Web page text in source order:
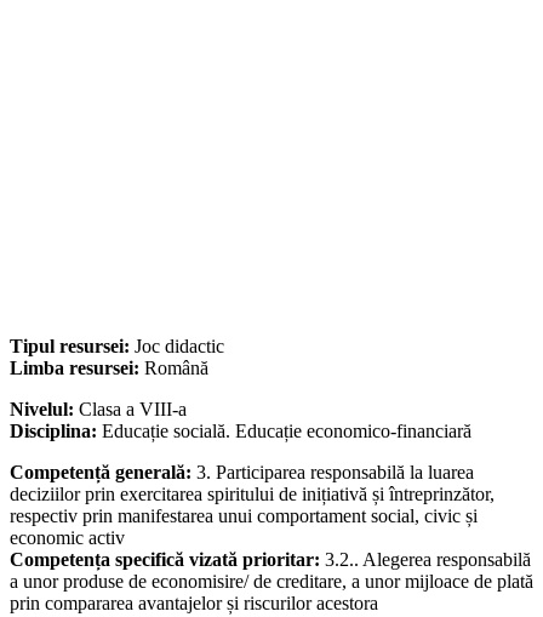
Tipul resursei: Joc didactic
Limba resursei: Română
Nivelul: Clasa a VIII-a
Disciplina: Educație socială. Educație economico-financiară
Competență generală: 3. Participarea responsabilă la luarea
deciziilor prin exercitarea spiritului de inițiativă și întreprinzător,
respectiv prin manifestarea unui comportament social, civic și
economic activ
Competența specifică vizată prioritar: 3.2.. Alegerea responsabilă
a unor produse de economisire/ de creditare, a unor mijloace de plată
prin compararea avantajelor și riscurilor acestora